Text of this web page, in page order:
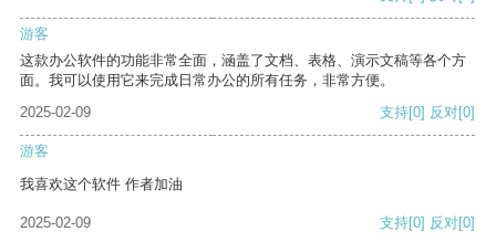
游客
这款办公软件的功能非常全面，涵盖了文档、表格、演示文稿等各个方
面。我可以使用它来完成日常办公的所有任务，非常方便。
2025-02-09
支持[0] 反对[0]
游客
我喜欢这个软件 作者加油
2025-02-09 支持[0] 反对[0]